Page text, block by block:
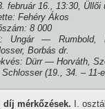
február 16., 13:30,
Fehéry Ákos
8 000
Ungár — Rumbold,
Borbás dr.
Dürr — Horváth,
Schlosser (19., 34. –
dí­j mérkőzések. I.